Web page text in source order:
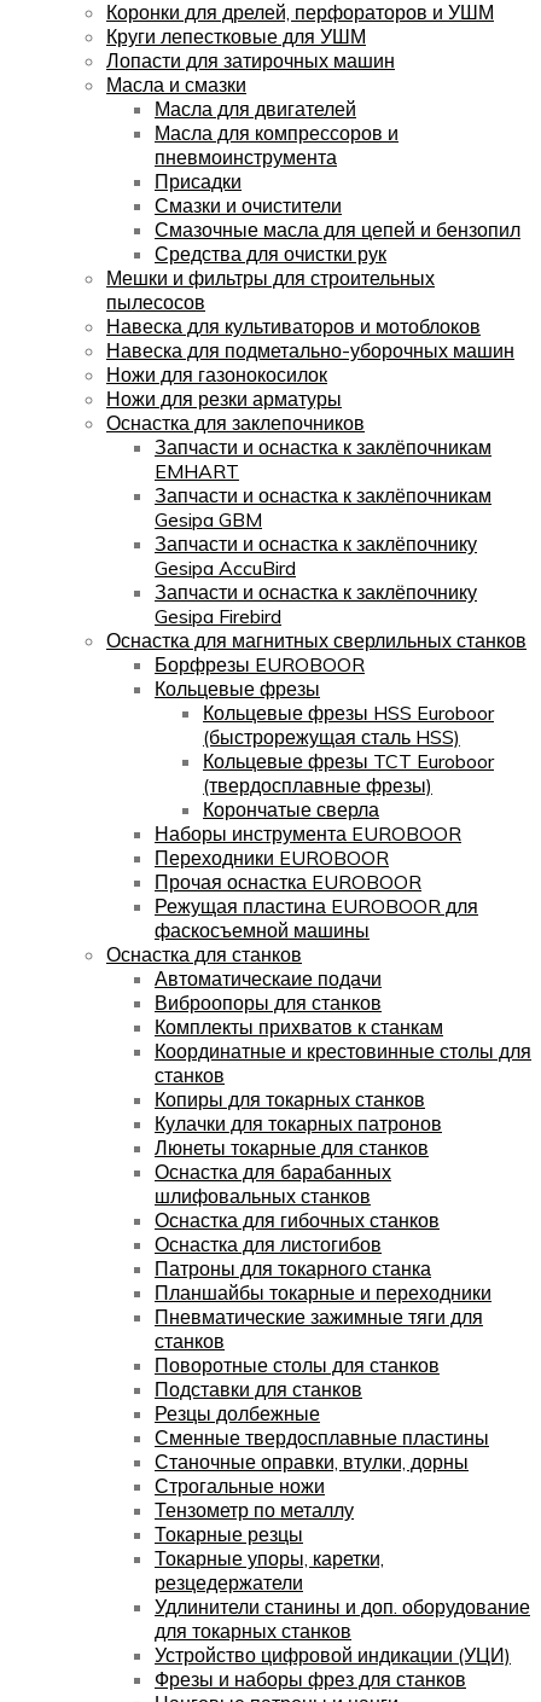
Коронки для дрелей, перфораторов и УШМ
Круги лепестковые для УШМ
Лопасти для затирочных машин
Масла и смазки
Масла для двигателей
Масла для компрессоров и
пневмоинструмента
Присадки
Смазки и очистители
Смазочные масла для цепей и бензопил
Средства для очистки рук
Мешки и фильтры для строительных
пылесосов
Навеска для культиваторов и мотоблоков
Навеска для подметально-уборочных машин
Ножи для газонокосилок
Ножи для резки арматуры
Оснастка для заклепочников
Запчасти и оснастка к заклёпочникам
EMHART
Запчасти и оснастка к заклёпочникам
Gesipa GBM
Запчасти и оснастка к заклёпочнику
Gesipa AccuBird
Запчасти и оснастка к заклёпочнику
Gesipa Firebird
Оснастка для магнитных сверлильных станков
Борфрезы EUROBOOR
Кольцевые фрезы
Кольцевые фрезы HSS Euroboor
(быстрорежущая сталь HSS)
Кольцевые фрезы TCT Euroboor
(твердосплавные фрезы)
Корончатые сверла
Наборы инструмента EUROBOOR
Переходники EUROBOOR
Прочая оснастка EUROBOOR
Режущая пластина EUROBOOR для
фаскосъемной машины
Оснастка для станков
Автоматическаие подачи
Виброопоры для станков
Комплекты прихватов к станкам
Координатные и крестовинные столы для
станков
Копиры для токарных станков
Кулачки для токарных патронов
Люнеты токарные для станков
Оснастка для барабанных
шлифовальных станков
Оснастка для гибочных станков
Оснастка для листогибов
Патроны для токарного станка
Планшайбы токарные и переходники
Пневматические зажимные тяги для
станков
Поворотные столы для станков
Подставки для станков
Резцы долбежные
Сменные твердосплавные пластины
Станочные оправки, втулки, дорны
Строгальные ножи
Тензометр по металлу
Токарные резцы
Токарные упоры, каретки,
резцедержатели
Удлинители станины и доп. оборудование
для токарных станков
Устройство цифровой индикации (УЦИ)
Фрезы и наборы фрез для станков